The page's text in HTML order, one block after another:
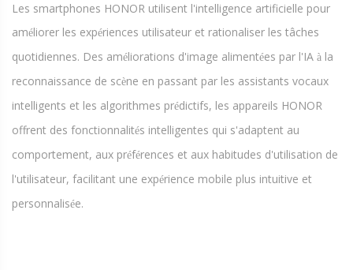
Les smartphones HONOR utilisent l'intelligence artificielle pour
améliorer les expériences utilisateur et rationaliser les tâches
quotidiennes. Des améliorations d'image alimentées par l'IA à la
reconnaissance de scène en passant par les assistants vocaux
intelligents et les algorithmes prédictifs, les appareils HONOR
offrent des fonctionnalités intelligentes qui s'adaptent au
comportement, aux préférences et aux habitudes d'utilisation de
l'utilisateur, facilitant une expérience mobile plus intuitive et
personnalisée.